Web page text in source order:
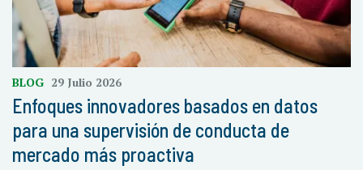
BLOG 29 Julio 2026
Enfoques innovadores basados en datos
para una supervisión de conducta de
mercado más proactiva